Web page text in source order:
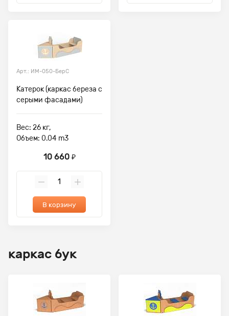
Арт.: ИМ-050-БерС
Катерок (каркас береза с
серыми фасадами)
Вес: 26 кг,
Объем: 0.04 m3
10 660 ₽
В корзину
каркас бук